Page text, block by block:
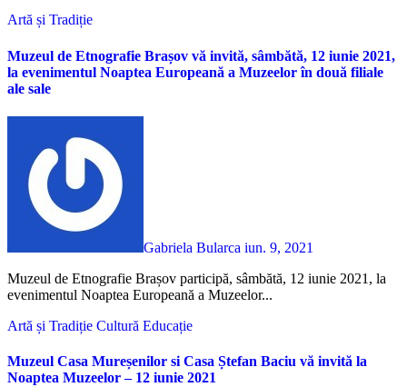
Artă și Tradiție
Muzeul de Etnografie Brașov vă invită, sâmbătă, 12 iunie 2021,
la evenimentul Noaptea Europeană a Muzeelor în două filiale
ale sale
Gabriela Bularca iun. 9, 2021
Muzeul de Etnografie Brașov participă, sâmbătă, 12 iunie 2021, la
evenimentul Noaptea Europeană a Muzeelor...
Artă și Tradiție Cultură Educație
Muzeul Casa Mureșenilor si Casa Ștefan Baciu vă invită la
Noaptea Muzeelor – 12 iunie 2021